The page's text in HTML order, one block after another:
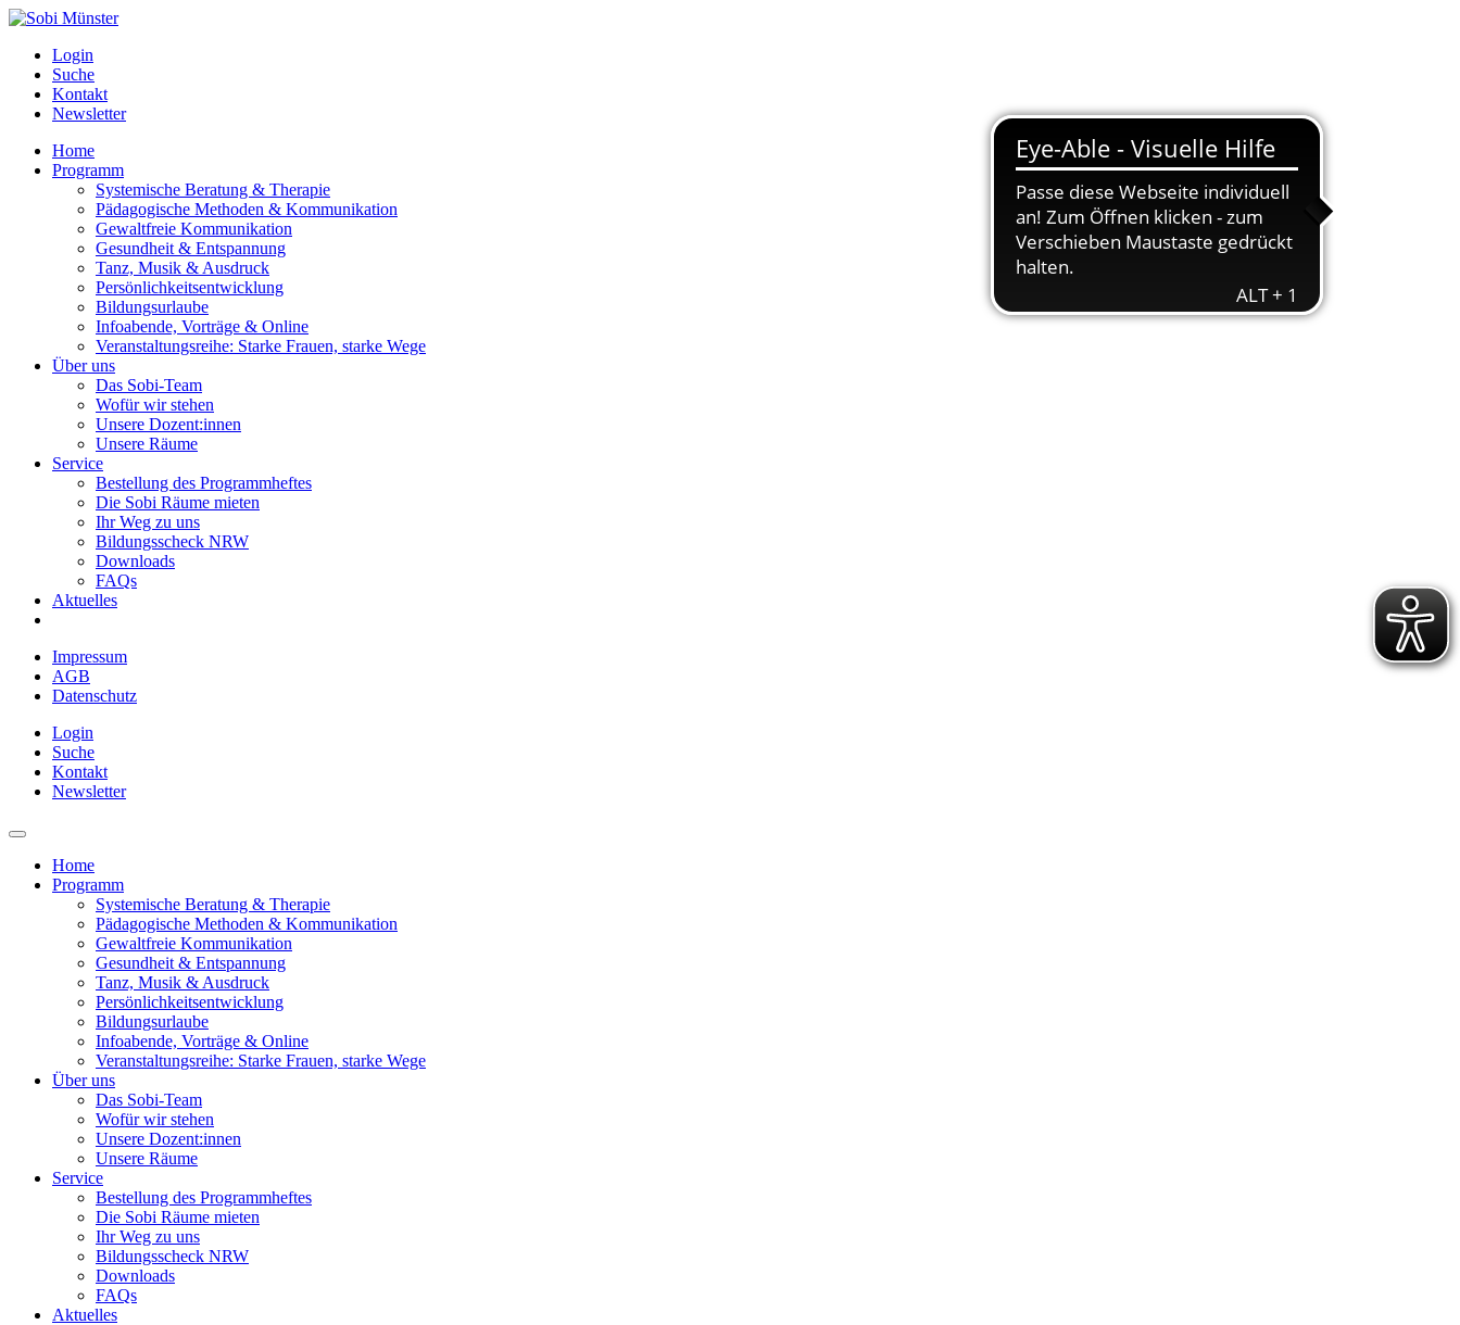
Login
Suche
Kontakt
Newsletter
Home
Programm
Systemische Beratung & Therapie
Pädagogische Methoden & Kommunikation
Gewaltfreie Kommunikation
Gesundheit & Entspannung
Tanz, Musik & Ausdruck
Persönlichkeitsentwicklung
Bildungsurlaube
Infoabende, Vorträge & Online
Veranstaltungsreihe: Starke Frauen, starke Wege
Über uns
Das Sobi-Team
Wofür wir stehen
Unsere Dozent:innen
Unsere Räume
Service
Bestellung des Programmheftes
Die Sobi Räume mieten
Ihr Weg zu uns
Bildungsscheck NRW
Downloads
FAQs
Aktuelles
Impressum
AGB
Datenschutz
Login
Suche
Kontakt
Newsletter
Home
Programm
Systemische Beratung & Therapie
Pädagogische Methoden & Kommunikation
Gewaltfreie Kommunikation
Gesundheit & Entspannung
Tanz, Musik & Ausdruck
Persönlichkeitsentwicklung
Bildungsurlaube
Infoabende, Vorträge & Online
Veranstaltungsreihe: Starke Frauen, starke Wege
Über uns
Das Sobi-Team
Wofür wir stehen
Unsere Dozent:innen
Unsere Räume
Service
Bestellung des Programmheftes
Die Sobi Räume mieten
Ihr Weg zu uns
Bildungsscheck NRW
Downloads
FAQs
Aktuelles